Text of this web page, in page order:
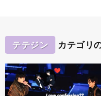
テテジン カテゴリ